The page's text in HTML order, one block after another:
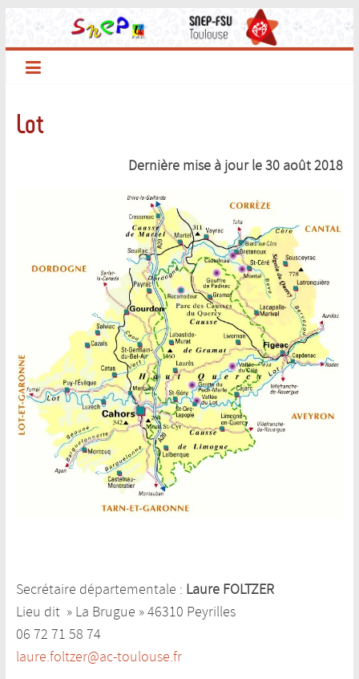
contenu
Lot
Dernière mise à jour le 30 août2018
Secrétaire départementale : Laure FOLTZER
Lieu dit » La Brugue » 46310 Peyrilles
06 72 71 58 74
laure.foltzer@ac-toulouse.fr